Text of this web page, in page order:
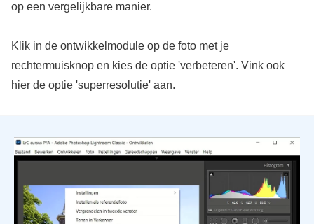
op een vergelijkbare manier.
Klik in de ontwikkelmodule op de foto met je
rechtermuisknop en kies de optie 'verbeteren'. Vink ook
hier de optie 'superresolutie' aan.